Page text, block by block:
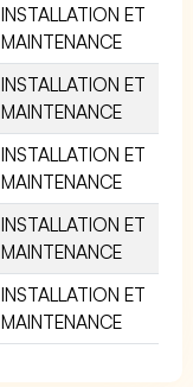
INSTALLATION ET
MAINTENANCE
INSTALLATION ET
MAINTENANCE
INSTALLATION ET
MAINTENANCE
INSTALLATION ET
MAINTENANCE
INSTALLATION ET
MAINTENANCE